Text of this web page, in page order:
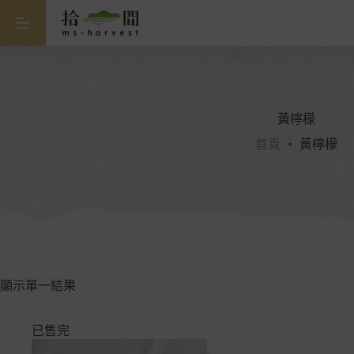
黃檸檬
首頁
・ 黃檸檬
顯示單一結果
已售完